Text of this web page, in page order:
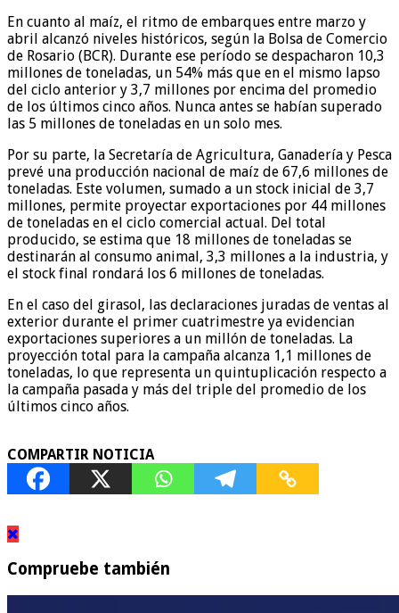
En cuanto al maíz, el ritmo de embarques entre marzo y
abril alcanzó niveles históricos, según la Bolsa de Comercio
de Rosario (BCR). Durante ese período se despacharon 10,3
millones de toneladas, un 54% más que en el mismo lapso
del ciclo anterior y 3,7 millones por encima del promedio
de los últimos cinco años. Nunca antes se habían superado
las 5 millones de toneladas en un solo mes.
Por su parte, la Secretaría de Agricultura, Ganadería y Pesca
prevé una producción nacional de maíz de 67,6 millones de
toneladas. Este volumen, sumado a un stock inicial de 3,7
millones, permite proyectar exportaciones por 44 millones
de toneladas en el ciclo comercial actual. Del total
producido, se estima que 18 millones de toneladas se
destinarán al consumo animal, 3,3 millones a la industria, y
el stock final rondará los 6 millones de toneladas.
En el caso del girasol, las declaraciones juradas de ventas al
exterior durante el primer cuatrimestre ya evidencian
exportaciones superiores a un millón de toneladas. La
proyección total para la campaña alcanza 1,1 millones de
toneladas, lo que representa un quintuplicación respecto a
la campaña pasada y más del triple del promedio de los
últimos cinco años.
COMPARTIR NOTICIA
Compruebe también